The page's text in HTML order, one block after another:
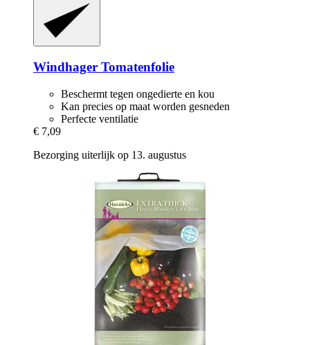
Windhager Tomatenfolie
Beschermt tegen ongedierte en kou
Kan precies op maat worden gesneden
Perfecte ventilatie
€ 7,09
Bezorging uiterlijk op 13. augustus